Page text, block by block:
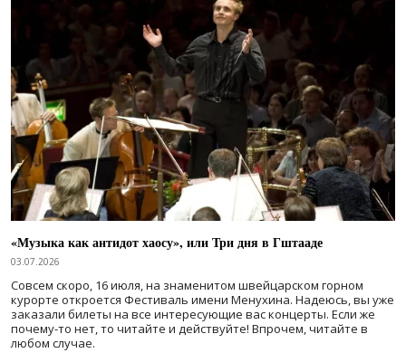
«Музыка как антидот хаосу», или Три дня в Гштааде
03.07.2026
Совсем скоро, 16 июля, на знаменитом швейцарском горном
курорте откроется Фестиваль имени Менухина. Надеюсь, вы уже
заказали билеты на все интересующие вас концерты. Если же
почему-то нет, то читайте и действуйте! Впрочем, читайте в
любом случае.